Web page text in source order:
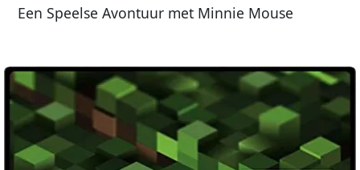
Een Speelse Avontuur met Minnie Mouse